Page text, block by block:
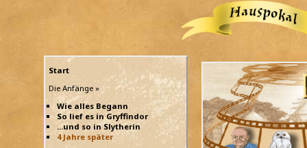
Start
Die Anfänge »
Wie alles Begann
So lief es in Gryffindor
...und so in Slytherin
4 Jahre später